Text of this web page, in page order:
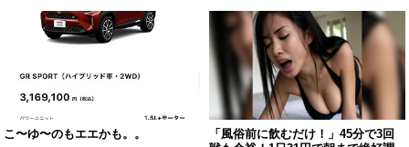
こ〜ゆ〜のもエエかも。。
「風俗前に飲むだけ！」45分で3回